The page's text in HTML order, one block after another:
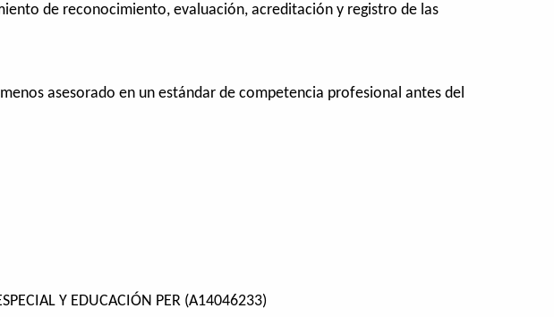
de reconocimiento, evaluación, acreditación y registro de las
asesorado en un estándar de competencia profesional antes del
Y EDUCACIÓN PER (A14046233)